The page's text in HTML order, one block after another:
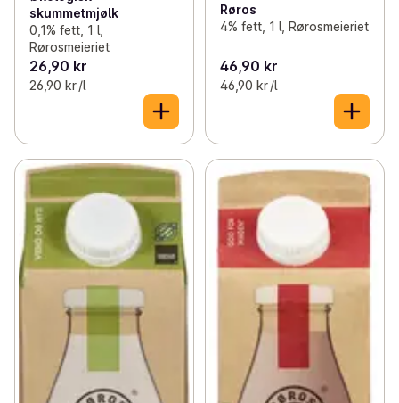
skummetmjølk
0,1% fett, 1 l,
Rørosmeieriet
26,90 kr
26,90 kr /l
Røros
4% fett, 1 l, Rørosmeieriet
46,90 kr
46,90 kr /l